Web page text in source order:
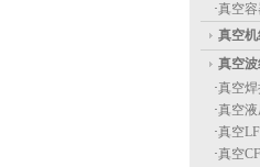
·真空
真空
真空
·真空
·真空
·真空
·真空